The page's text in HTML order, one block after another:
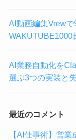
AI動画編集Vrew
WAKUTUBE1000
AI業務自動化を
選ぶ3つの実装と
最近のコメント
【AI仕事術】営